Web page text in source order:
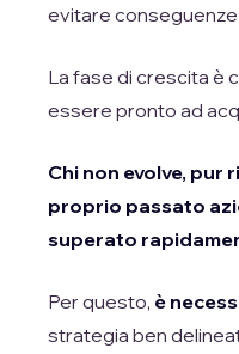
evitare
La fase di crescita è
essere pronto ad
Chi non evolve, pur
proprio passato
superato
Per questo, è
strategia ben